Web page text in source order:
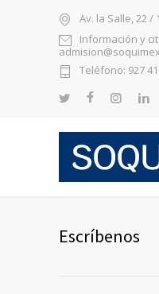
Av. la Salle, 22 /
Información y
Teléfono: 927
Escríbenos